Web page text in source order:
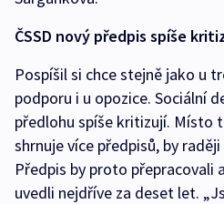
ČSSD nový předpis spíše
Pospíšil si chce stejně jako u
podporu i u opozice. Sociální
předlohu spíše kritizují. Místo
shrnuje více předpisů, by
Předpis by proto přepracovali
uvedli nejdříve za deset let.